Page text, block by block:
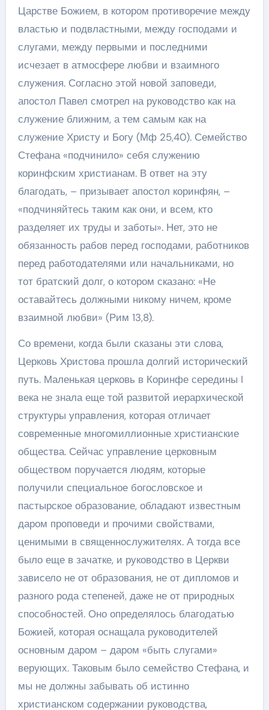
Царстве Божием, в котором противоречие между
властью и подвластными, между господами и
слугами, между первыми и последними
исчезает в атмосфере любви и взаимного
служения. Согласно этой новой заповеди,
апостол Павел смотрел на руководство как на
служение ближним, а тем самым как на
служение Христу и Богу (Мф 25,40). Семейство
Стефана «подчинило» себя служению
коринфским христианам. В ответ на эту
благодать, – призывает апостол коринфян, –
«подчиняйтесь таким как они, и всем, кто
разделяет их труды и заботы». Нет, это не
обязанность рабов перед господами, работников
перед работодателями или начальниками, но
тот братский долг, о котором сказано: «Не
оставайтесь должными никому ничем, кроме
взаимной любви» (Рим 13,8).
Со времени, когда были сказаны эти слова,
Церковь Христова прошла долгий исторический
путь. Маленькая церковь в Коринфе середины I
века не знала еще той развитой иерархической
структуры управления, которая отличает
современные многомиллионные христианские
общества. Сейчас управление церковным
обществом поручается людям, которые
получили специальное богословское и
пастырское образование, обладают известным
даром проповеди и прочими свойствами,
ценимыми в священнослужителях. А тогда все
было еще в зачатке, и руководство в Церкви
зависело не от образования, не от дипломов и
разного рода степеней, даже не от природных
способностей. Оно определялось благодатью
Божией, которая оснащала руководителей
основным даром – даром «быть слугами»
верующих. Таковым было семейство Стефана, и
мы не должны забывать об истинно
христианском содержании руководства,